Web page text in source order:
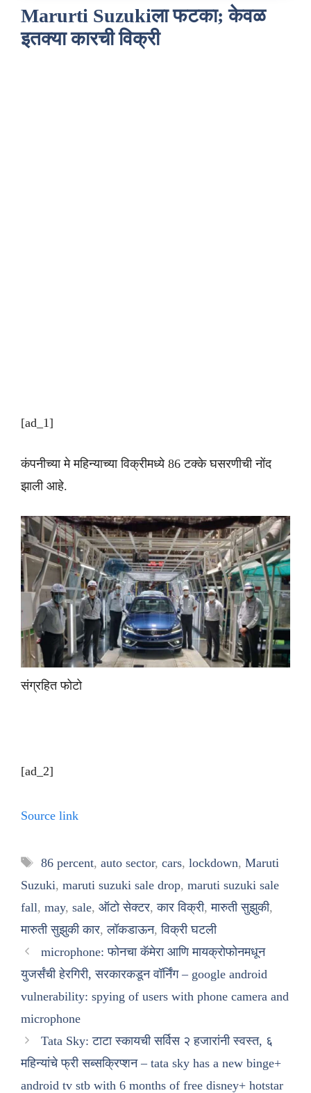
Marurti Suzukiला फटका; केवळ
इतक्या कारची विक्री
[ad_1]
कंपनीच्या मे महिन्याच्या विक्रीमध्ये 86 टक्के घसरणीची नोंद
झाली आहे.
संग्रहित फोटो
[ad_2]
Source link
Tags
86 percent, auto sector, cars, lockdown, Maruti
Suzuki, maruti suzuki sale drop, maruti suzuki sale
fall, may, sale, ऑटो सेक्टर,कार विक्री,मारुती सुझुकी,
मारुती सुझुकी कार,लॉकडाऊन,विक्री घटली
microphone: फोनचा कॅमेरा आणि मायक्रोफोनमधून
युजर्संची हेरगिरी, सरकारकडून वॉर्निंग – google android
vulnerability: spying of users with phone camera and
microphone
Tata Sky: टाटा स्कायची सर्विस २ हजारांनी स्वस्त, ६
महिन्यांचे फ्री सब्सक्रिप्शन – tata sky has a new binge+
android tv stb with 6 months of free disney+ hotstar